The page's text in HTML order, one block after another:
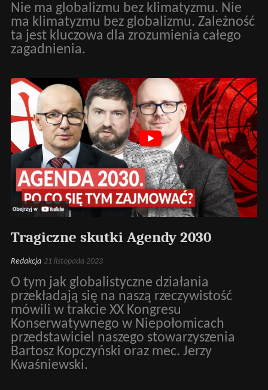
Nie ma globalizmu bez klimatyzmu. Nie
ma klimatyzmu bez globalizmu. Zależność
ta jest kluczowa dla zrozumienia całego
zagadnienia.
Tragiczne skutki Agendy 2030
Redakcja 21 listopada 2023
O tym jak globalistyczne działania
przekładają się na naszą rzeczywistość
mówili w trakcie XX Kongresu
Konserwatywnego w Niepołomicach
przedstawiciel naszego stowarzyszenia
Bartosz Kopczyński oraz mec. Jerzy
Kwaśniewski.